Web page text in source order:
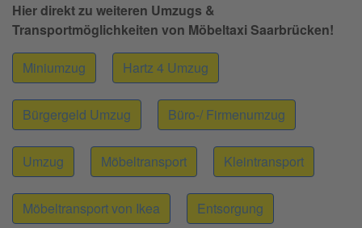
Hier direkt zu weiteren Umzugs &
Transportmöglichkeiten von Möbeltaxi Saarbrücken!
Miniumzug Hartz 4 Umzug
Bürgergeld Umzug Büro-/ Firmenumzug
Umzug Möbeltransport Kleintransport
Möbeltransport von Ikea Entsorgung